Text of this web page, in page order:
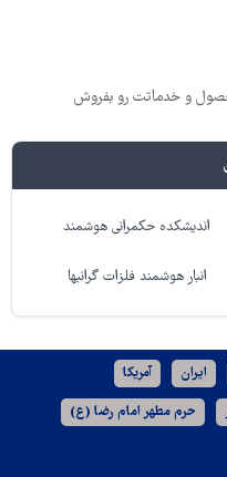
و خدماتت رو بفروش
اندیشکده حکمرانی هوشمند
انبار هوشمند فلزات گرانبها
ایران آمریکا
حرم مطهر امام رضا (ع)